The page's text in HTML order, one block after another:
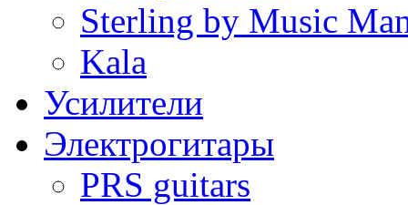
Sterling by Music
Kala
Усилители
Электрогитары
PRS guitars